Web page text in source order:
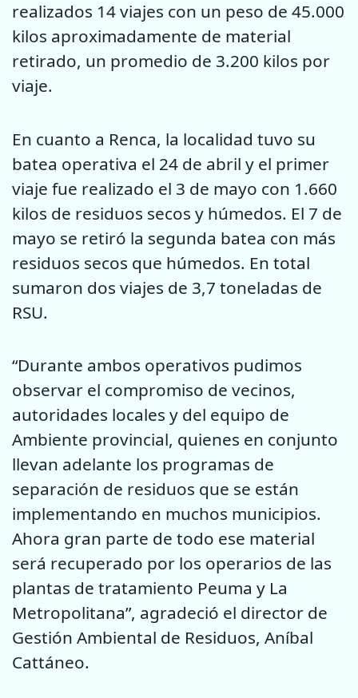
realizados 14 viajes con un peso de 45.000
kilos aproximadamente de material
retirado, un promedio de 3.200 kilos por
viaje.
En cuanto a Renca, la localidad tuvo su
batea operativa el 24 de abril y el primer
viaje fue realizado el 3 de mayo con 1.660
kilos de residuos secos y húmedos. El 7 de
mayo se retiró la segunda batea con más
residuos secos que húmedos. En total
sumaron dos viajes de 3,7 toneladas de
RSU.
“Durante ambos operativos pudimos
observar el compromiso de vecinos,
autoridades locales y del equipo de
Ambiente provincial, quienes en conjunto
llevan adelante los programas de
separación de residuos que se están
implementando en muchos municipios.
Ahora gran parte de todo ese material
será recuperado por los operarios de las
plantas de tratamiento Peuma y La
Metropolitana”, agradeció el director de
Gestión Ambiental de Residuos, Aníbal
Cattáneo.